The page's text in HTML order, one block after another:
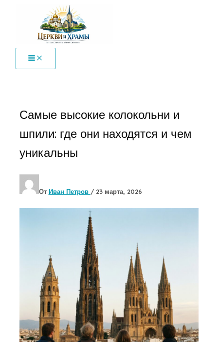
содержимому
Самые высокие колокольни и
шпили: где они находятся и чем
уникальны
От Иван Петров / 23 марта, 2026